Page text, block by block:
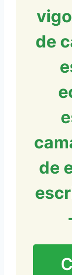
de
de